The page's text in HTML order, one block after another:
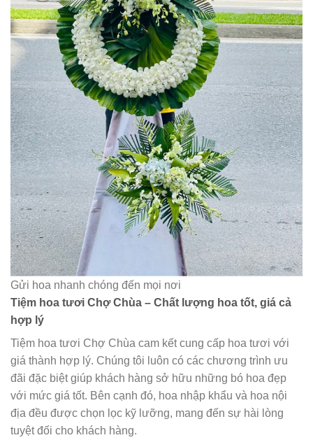
Gửi hoa nhanh chóng đến mọi nơi
Tiệm hoa tươi Chợ Chùa – Chất lượng hoa tốt, giá cả
hợp lý
Tiệm hoa tươi Chợ Chùa cam kết cung cấp hoa tươi với
giá thành hợp lý. Chúng tôi luôn có các chương trình ưu
đãi đặc biệt giúp khách hàng sở hữu những bó hoa đẹp
với mức giá tốt. Bên cạnh đó, hoa nhập khẩu và hoa nội
địa đều được chọn lọc kỹ lưỡng, mang đến sự hài lòng
tuyệt đối cho khách hàng.